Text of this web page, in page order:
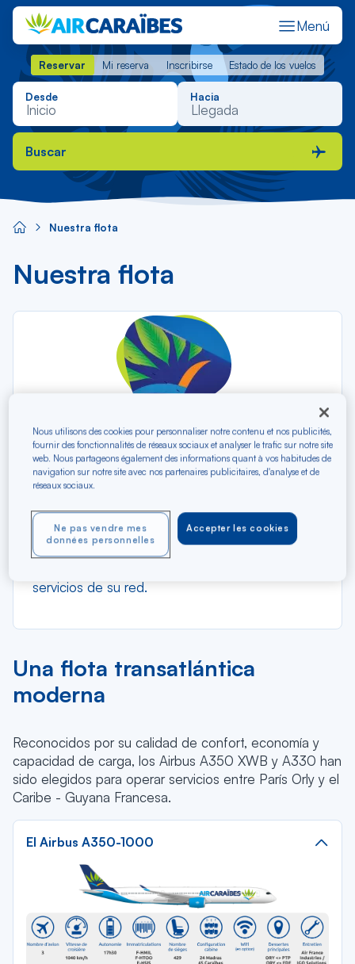
Menú
Reservar Mi reserva Inscribirse Estado de los vuelos
Reservar Mi reserva Inscribirse Estado de los vuelos
Desde Hacia
Buscar
Nuestra flota
Nuestra flota
Una flota diversificada y adaptada a las
necesidades de la red.
mayor comodidad !
Air Caraïbes cuenta con una flota moderna y de
servicios de su red.
Una flota transatlántica
moderna
Reconocidos por su calidad de confort, economía y
capacidad de carga, los Airbus A350 XWB y A330 han
sido elegidos para operar servicios entre París Orly y el
Caribe - Guyana Francesa.
El Airbus A350-1000
Nous utilisons des cookies pour personnaliser notre contenu et nos publicités,
fournir des fonctionnalités de réseaux sociaux et analyser le trafic sur notre site
web. Nous partageons également des informations quant à vos habitudes de
navigation sur notre site avec nos partenaires publicitaires, d'analyse et de
réseaux sociaux.
Accepter les cookies
Ne pas vendre mes
données personnelles